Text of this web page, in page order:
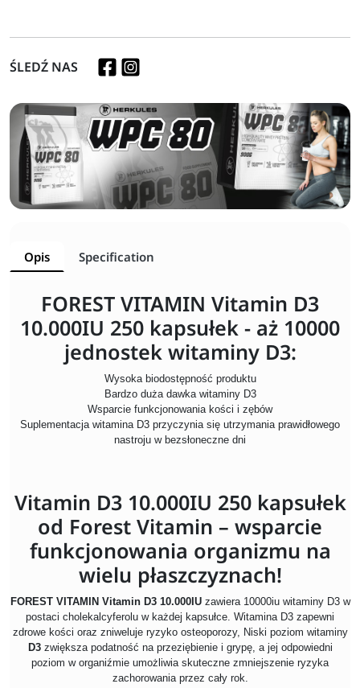
ŚLEDŹ NAS
Opis Specification
FOREST VITAMIN Vitamin D3
10.000IU 250 kapsułek - aż 10000
jednostek witaminy D3:
Wysoka biodostępność produktu
Bardzo duża dawka witaminy D3
Wsparcie funkcjonowania kości i zębów
Suplementacja witamina D3 przyczynia się utrzymania prawidłowego
nastroju w bezsłoneczne dni
Vitamin D3 10.000IU 250 kapsułek
od Forest Vitamin – wsparcie
funkcjonowania organizmu na
wielu płaszczyznach!
FOREST VITAMIN Vitamin D3 10.000IU zawiera 10000iu witaminy D3 w
postaci cholekalcyferolu w każdej kapsułce. Witamina D3 zapewni
zdrowe kości oraz zniweluje ryzyko osteoporozy, Niski poziom witaminy
D3zwiększa podatność na przeziębienie i grypę, a jej odpowiedni
poziom w organiźmie umożliwia skuteczne zmniejszenie ryzyka
zachorowania przez cały rok.